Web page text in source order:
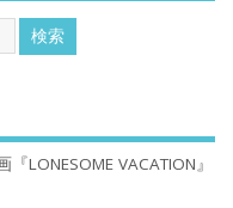
LONESOME VACATION』